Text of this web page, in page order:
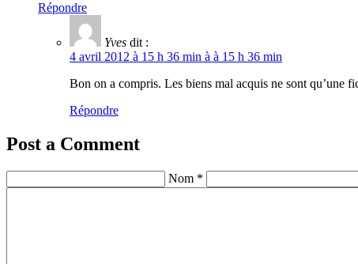
Répondre
Yves dit :
4 avril 2012 à 15 h 36 min à à 15 h 36 min
Bon on a compris. Les biens mal acquis ne sont qu’une
Répondre
Post a Comment
Nom *